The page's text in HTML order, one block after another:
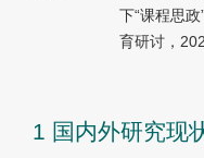
下“课程思
育研讨，
1 国内外研究现